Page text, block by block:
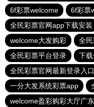
6f彩票welcome
6f彩票
全民彩票官网app下载安装
welcome大发购彩
全
全民彩票平台登录
下
全民彩票官网最新登录入口
一分大发系统彩票app
welcome盈彩购彩大厅广东